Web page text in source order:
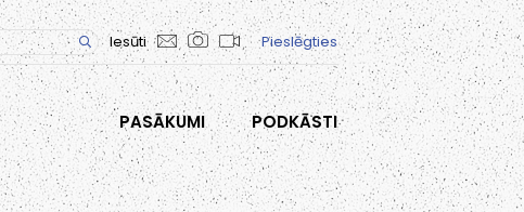
Iesūti Pieslēgties
PASĀKUMI PODKĀSTI